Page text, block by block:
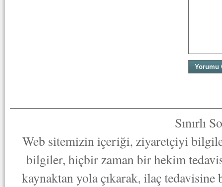
Sınırlı
Web sitemizin içeriği, ziyaretçiyi
bilgiler, hiçbir zaman bir hekim
kaynaktan yola çıkarak, ilaç